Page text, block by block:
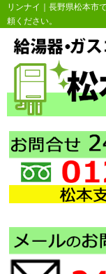
リンナイ｜長野県松本市
頼ください。